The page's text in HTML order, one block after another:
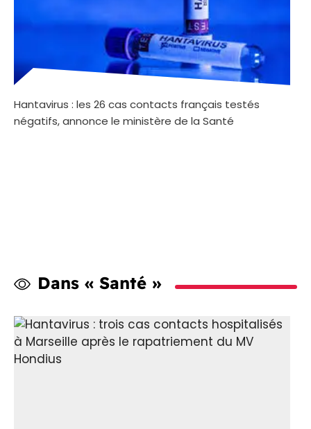
Hantavirus : les 26 cas contacts français testés
négatifs, annonce le ministère de la Santé
Dans « Santé »